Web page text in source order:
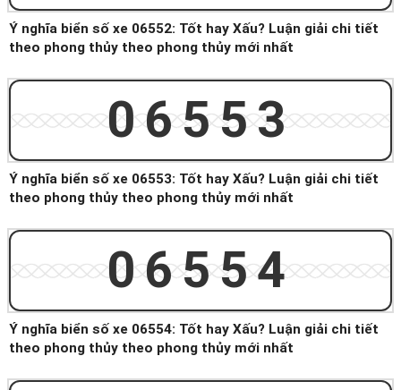
Ý nghĩa biển số xe 06552: Tốt hay Xấu? Luận giải chi tiết
theo phong thủy theo phong thủy mới nhất
06553
Ý nghĩa biển số xe 06553: Tốt hay Xấu? Luận giải chi tiết
theo phong thủy theo phong thủy mới nhất
06554
Ý nghĩa biển số xe 06554: Tốt hay Xấu? Luận giải chi tiết
theo phong thủy theo phong thủy mới nhất